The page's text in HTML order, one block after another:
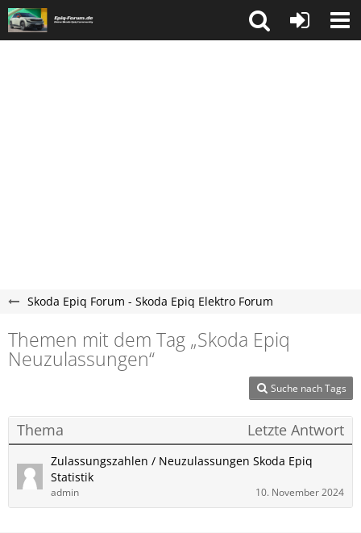
Skoda Epiq Forum - Skoda Epiq Elektro Forum
Themen mit dem Tag „Skoda Epiq
Neuzulassungen“
Suche nach Tags
Thema Letzte Antwort
Zulassungszahlen / Neuzulassungen Skoda Epiq
Statistik
admin 10. November 2024